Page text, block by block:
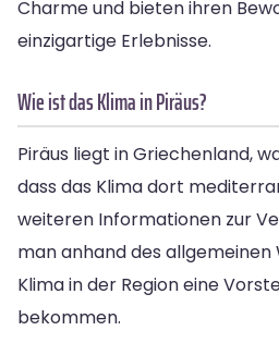
Charme und bieten ihren
einzigartige Erlebnisse.
Wie ist das Klima in Piräus?
Piräus liegt in Griechenland,
dass das Klima dort
weiteren Informationen zur
man anhand des allgemeinen
Klima in der Region eine
bekommen.